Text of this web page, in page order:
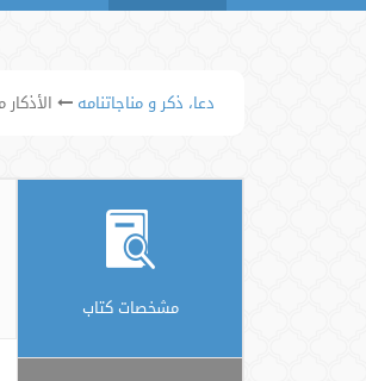
دعا، ذکر و مناجاتنامه
مشخصات کتاب